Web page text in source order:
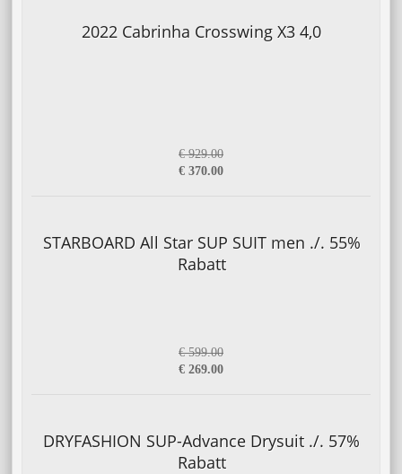
2022 Cabrinha Crosswing X3 4,0
€ 929.00
€ 370.00
STARBOARD All Star SUP SUIT men ./. 55%
Rabatt
€ 599.00
€ 269.00
DRYFASHION SUP-Advance Drysuit ./. 57%
Rabatt